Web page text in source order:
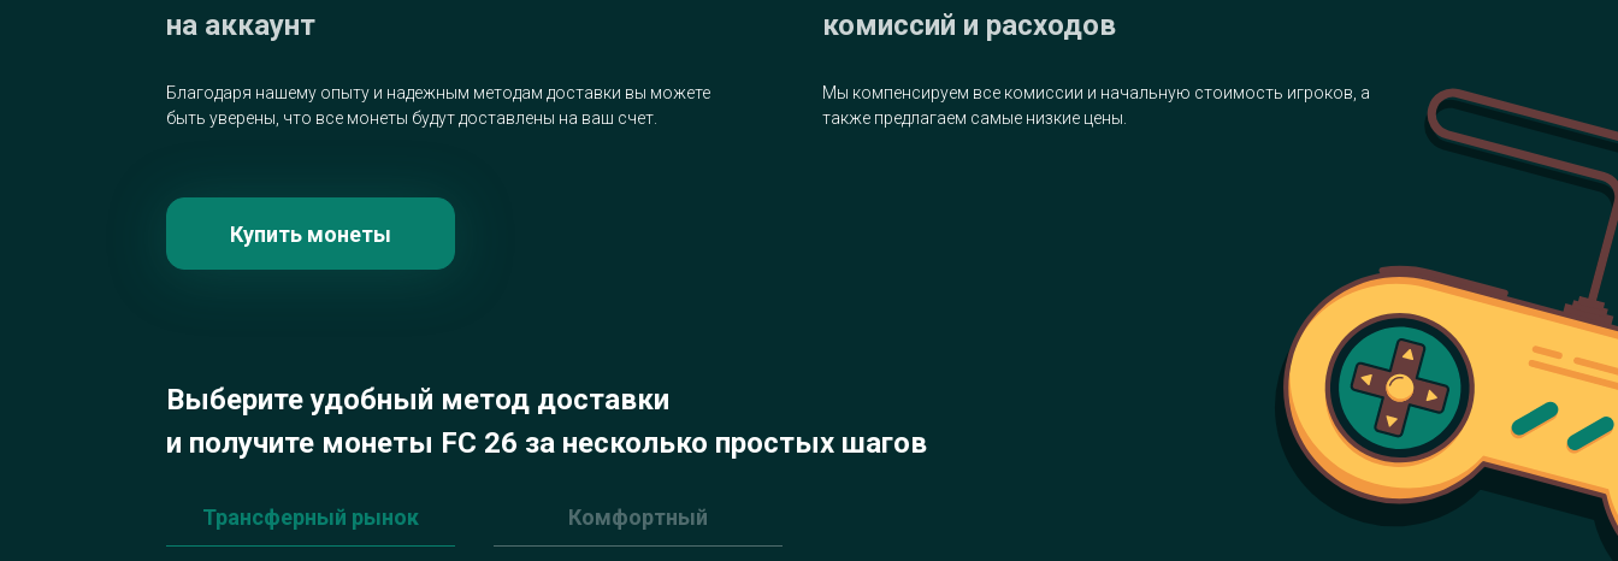
на аккаунт
Благодаря нашему опыту и надежным методам доставки вы можете
быть уверены, что все монеты будут доставлены на ваш счет.
комиссий и расходов
Мы компенсируем все комиссии и начальную стоимость игроков, а
также предлагаем самые низкие цены.
Купить монеты
Выберите удобный метод доставки
и получите монеты FC 26 за несколько простых шагов
Трансферный рынок Комфортный